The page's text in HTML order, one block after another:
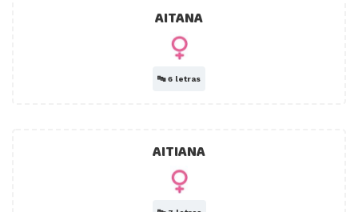
AITANA
🔤6 letras
AITIANA